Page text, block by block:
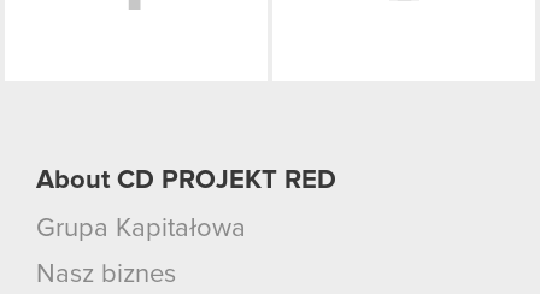
About CD PROJEKT RED
Grupa Kapitałowa
Nasz biznes